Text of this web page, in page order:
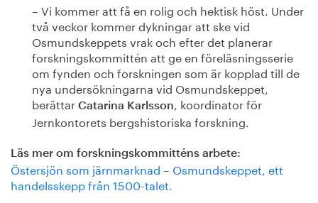
– Vi kommer att få en rolig och hektisk höst. Under
två veckor kommer dykningar att ske vid
Osmundskeppets vrak och efter det planerar
forskningskommittén att ge en föreläsningsserie
om fynden och forskningen som är kopplad till de
nya undersökningarna vid Osmundskeppet,
berättar Catarina Karlsson, koordinator för
Jernkontorets bergshistoriska forskning.
Läs mer om forskningskommitténs arbete:
Östersjön som järnmarknad – Osmundskeppet, ett
handelsskepp från 1500-talet.